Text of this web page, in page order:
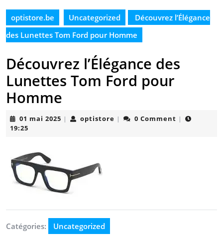
optistore.be Uncategorized
Découvrez l’Élégance
des Lunettes Tom Ford pour Homme
Découvrez l’Élégance des
Lunettes Tom Ford pour
Homme
01 mai 2025 01| optistore optistore
| 0 Comment |
19:25
Catégories: Uncategorized